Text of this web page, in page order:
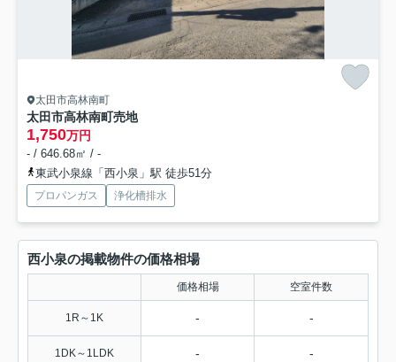
太田市高林南町
太田市高林南町売地
1,750万円
- / 646.68㎡ / -
東武小泉線「西小泉」駅 徒歩51分
プロパンガス 浄化槽排水
西小泉の掲載物件の価格相場
価格相場 空室件数
1R～1K - -
1DK～1LDK - -